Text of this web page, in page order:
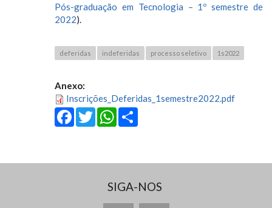
Pós-graduação em Tecnologia – 1º semestre de
2022).
deferidas indeferidas processo seletivo 1s2022
Anexo:
Inscrições_Deferidas_1semestre2022.pdf
Facebook
Twitter
WhatsApp
SIGA-NOS